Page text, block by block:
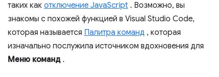
таких как отключение JavaScript . Возможно, вы
знакомы с похожей функцией в Visual Studio Code,
которая называется Палитра команд , которая
изначально послужила источником вдохновения для
Меню команд .